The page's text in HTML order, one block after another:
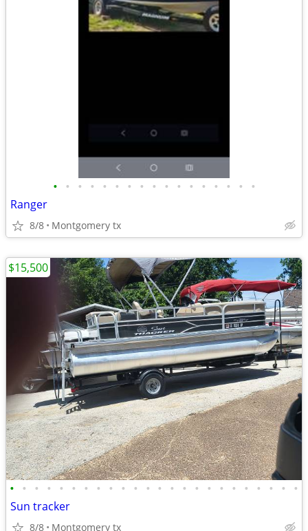
• • • • • • • • • • • • • • • • •
Ranger
8/8 Montgomery tx
• • • • • • • • • • • • • • • • • • • • • • • •
Sun tracker
8/8 Montgomery tx
$15,500